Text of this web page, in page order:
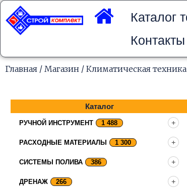
Перейти
содержимому
Каталог
Контакты
Главная / Магазин / Климатическая техника
Каталог
РУЧНОЙ ИНСТРУМЕНТ 1 488
РАСХОДНЫЕ МАТЕРИАЛЫ 1 300
СИСТЕМЫ ПОЛИВА 386
ДРЕНАЖ 266